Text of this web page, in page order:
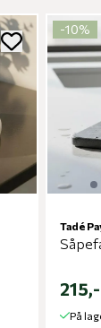
-10%
Tadé
215,-
På